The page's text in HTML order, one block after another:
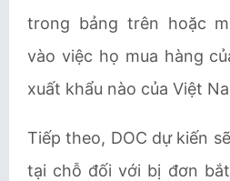
trong bảng trên hoặc
vào việc họ mua hàng
xuất khẩu nào của Việt
Tiếp theo, DOC dự kiến
tại chỗ đối với bị đơn